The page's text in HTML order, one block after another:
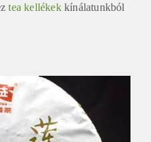
tea kellékek kínálatunkból